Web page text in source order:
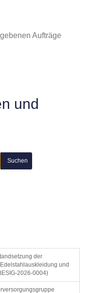
Aufträge
und
der
und
2026-0004)